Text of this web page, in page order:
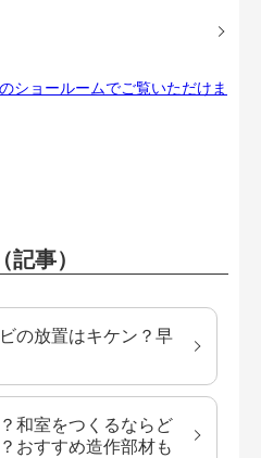
ショールームでご覧いただけま
事）
の放置はキケン？早
和室をつくるならど
おすすめ造作部材も